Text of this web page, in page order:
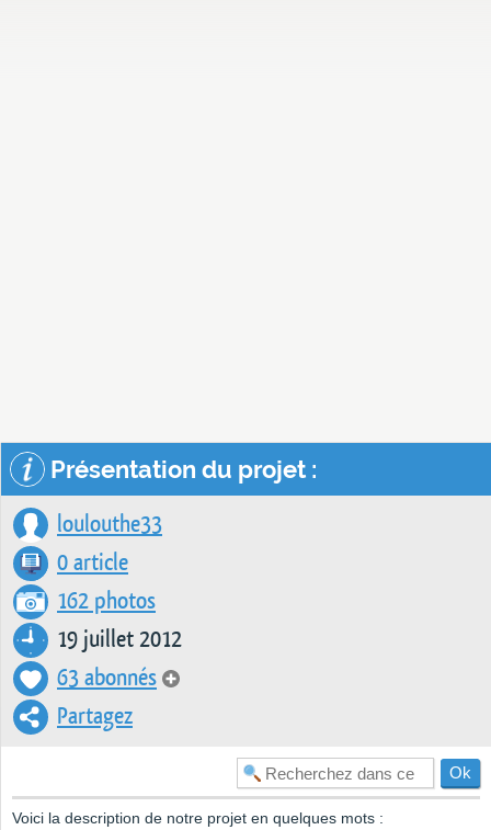
Présentation du projet :
loulouthe33
0 article
162 photos
19 juillet 2012
63 abonnés
Partagez
Voici la description de notre projet en quelques mots :